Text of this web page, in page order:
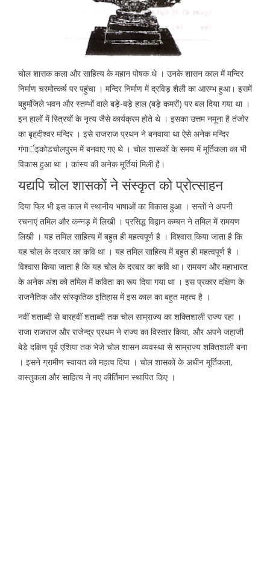
चोल शासक कला और साहित्य के महान पोषक थे । उनके शासन काल में मन्दिर
निर्माण चरमोत्कर्ष पर पहुंचा । मन्दिर निर्माण में द्रविड़ शैली का आरम्भ हुआ। इसमें
बहुमंजिले भवन और स्तम्भों वाले बड़े-बड़े हाल (बड़े कमरों) पर बल दिया गया था ।
इन हालों में स्त्रियों के नृत्य जैसे कार्यक्रम होते थे । इसका उत्तम नमूना है तंजोर
का बृहदीश्वर मन्दिर । इसे राजराज प्रथन ने बनवाया था ऐसे अनेक मन्दिर
गंगार्इकोडचोलपुरम में बनवाए गए थे । चोल शासकों के समय में मूर्तिकला का भी
विकास हुआ था । कांस्य की अनेक मूर्तियां मिली है।
यद्यपि चोल शासकों ने संस्कृत को प्रोत्साहन
दिया फिर भी इस काल में स्थानीय भाषाओं का विकास हुआ । सन्तों ने अपनी
रचनाएं तमिल और कन्नड़ में लिखी । प्रसिद्ध विद्वान कम्बन ने तमिल में रामयण
लिखी । यह तमिल साहित्य में बहुत ही महत्वपूर्ण है । विश्वास किया जाता है कि
यह चोल के दरबार का कवि था । यह तमिल साहित्य में बहुत ही महत्वपूर्ण है ।
विश्वास किया जाता है कि यह चोल के दरबार का कवि था। रामयण और महाभारत
के अनेक अंश को तमिल में कविता का रूप दिया गया था । इस प्रकार दक्षिण के
राजनैतिक और सांस्कृतिक इतिहास में इस काल का बहुत महत्व है ।
नवीं शताब्दी से बारहवीं शताब्दी तक चोल साम्राज्य का शक्तिशाली राज्य रहा ।
राजा राजराज और राजेन्द्र प्रथम ने राज्य का विस्तार किया, और अपने जहाजी
बेड़े दक्षिण पूर्व एशिया तक भेजे चोल शासन व्यवस्था से साम्राज्य शक्तिशाली बना
। इसने ग्रामीण स्वायत को महत्व दिया । चोल शासकों के अधीन मूर्तिकला,
वास्तुकला और साहित्य ने नए कीर्तिमान स्थापित किए ।